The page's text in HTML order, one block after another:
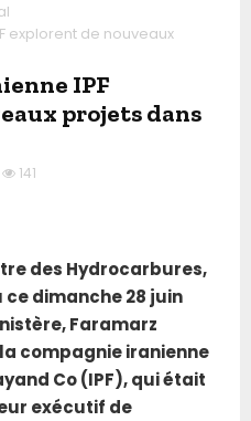
explorent de nouveaux
IPF
projets dans
141
des Hydrocarbures,
dimanche 28 juin
Faramarz
compagnie iranienne
Co (IPF), qui était
exécutif de